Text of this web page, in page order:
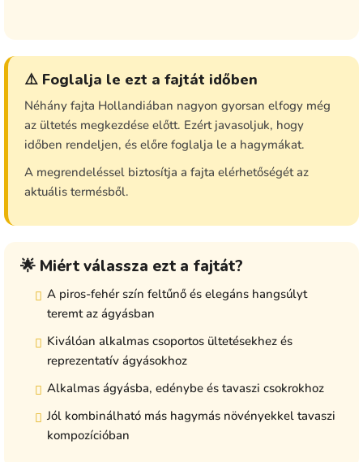
⚠️ Foglalja le ezt a fajtát időben
Néhány fajta Hollandiában nagyon gyorsan elfogy még
az ültetés megkezdése előtt. Ezért javasoljuk, hogy
időben rendeljen, és előre foglalja le a hagymákat.
A megrendeléssel biztosítja a fajta elérhetőségét az
aktuális termésből.
🌟 Miért válassza ezt a fajtát?
A piros-fehér szín feltűnő és elegáns hangsúlyt
teremt az ágyásban
Kiválóan alkalmas csoportos ültetésekhez és
reprezentatív ágyásokhoz
Alkalmas ágyásba, edénybe és tavaszi csokrokhoz
Jól kombinálható más hagymás növényekkel tavaszi
kompozícióban